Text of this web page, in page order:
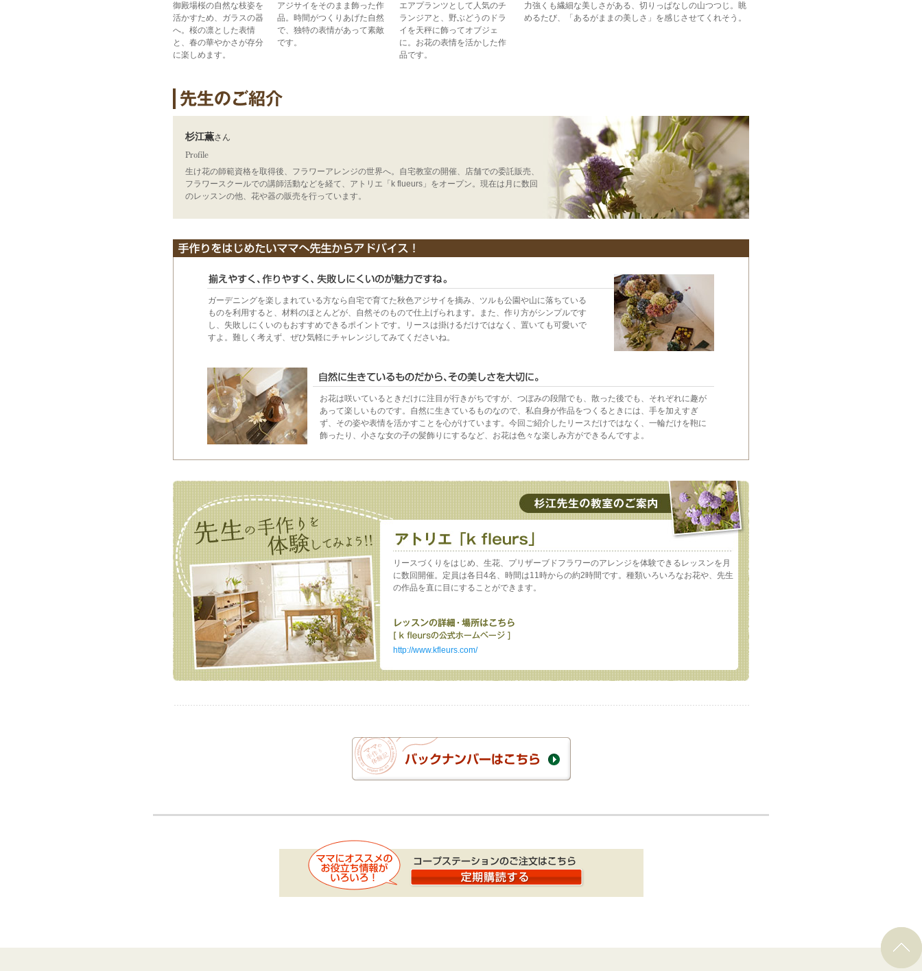
御殿場桜の自然な枝姿を
活かすため、ガラスの器
へ。桜の凛とした表情
と、春の華やかさが存分
に楽しめます。
アジサイをそのまま飾った作
品。時間がつくりあげた自然
で、独特の表情があって素敵
です。
エアプランツとして人気のチ
ランジアと、野ぶどうのドラ
イを天秤に飾ってオブジェ
に。お花の表情を活かした作
品です。
力強くも繊細な美しさがある、切りっぱなしの山つつじ。眺
めるたび、「あるがままの美しさ」を感じさせてくれそう。
杉江薫さん
生け花の師範資格を取得後、フラワーアレンジの世界へ。自宅教室の開催、店舗での委託販売、
フラワースクールでの講師活動などを経て、アトリエ「k flueurs」をオープン。現在は月に数回
のレッスンの他、花や器の販売を行っています。
ガーデニングを楽しまれている方なら自宅で育てた秋色アジサイを摘み、ツルも公園や山に落ちている
ものを利用すると、材料のほとんどが、自然そのもので仕上げられます。また、作り方がシンプルです
し、失敗しにくいのもおすすめできるポイントです。リースは掛けるだけではなく、置いても可愛いで
すよ。難しく考えず、ぜひ気軽にチャレンジしてみてくださいね。
お花は咲いているときだけに注目が行きがちですが、つぼみの段階でも、散った後でも、それぞれに趣が
あって楽しいものです。自然に生きているものなので、私自身が作品をつくるときには、手を加えすぎ
ず、その姿や表情を活かすことを心がけています。今回ご紹介したリースだけではなく、一輪だけを鞄に
飾ったり、小さな女の子の髪飾りにするなど、お花は色々な楽しみ方ができるんですよ。
リースづくりをはじめ、生花、プリザーブドフラワーのアレンジを体験できるレッスンを月
に数回開催。定員は各日4名、時間は11時からの約2時間です。種類いろいろなお花や、先生
の作品を直に目にすることができます。
http://www.kfleurs.com/